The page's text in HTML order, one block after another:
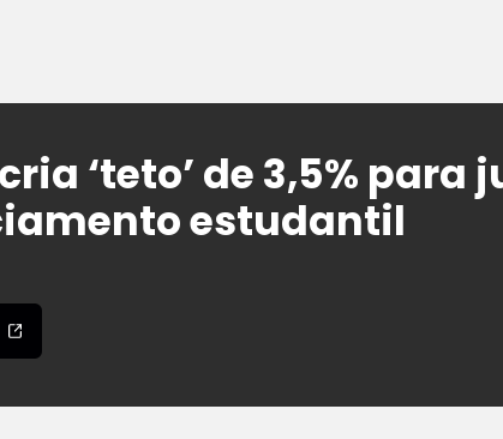
‘teto’ de 3,5% para
estudantil